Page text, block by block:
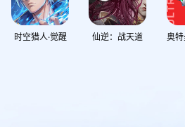
时空猎人·觉醒 仙逆：战天道